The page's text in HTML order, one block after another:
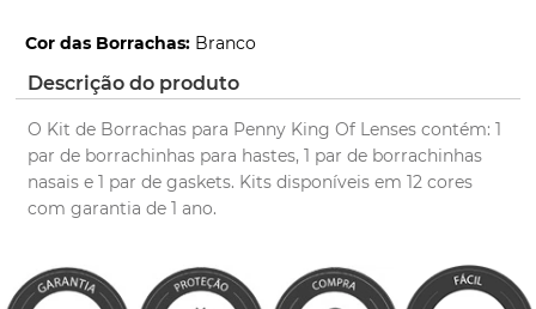
Cor das Borrachas: Branco
Descrição do produto
O Kit de Borrachas para Penny King Of Lenses contém: 1
par de borrachinhas para hastes, 1 par de borrachinhas
nasais e 1 par de gaskets. Kits disponíveis em 12 cores
com garantia de 1 ano.